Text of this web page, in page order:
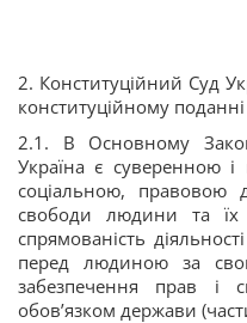
2. Конституційний Суд
конституційному
2.1. В Основному
Україна є суверенною
соціальною, правовою
свободи людини та їх
спрямованість
перед людиною за
забезпечення прав і
обов’язком держави